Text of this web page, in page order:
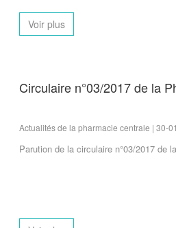
Voir plus
Circulaire n°03/2017 de la
Actualités de la pharmacie centrale | 30-
Parution de la circulaire n°03/2017 de